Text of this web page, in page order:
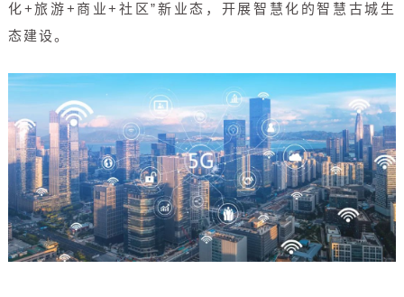
化+旅游+商业+社区”新业态，开展智慧化的智慧古城生
态建设。